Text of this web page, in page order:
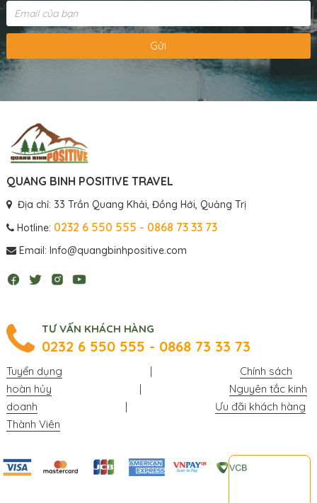
Gửi
QUANG BINH POSITIVE TRAVEL
Địa chỉ: 33 Trần Quang Khải, Đồng Hới, Quảng Trị
Hotline: 0232 6 550 555 - 0868 73 33 73
Email: Info@quangbinhpositive.com
TƯ VẤN KHÁCH HÀNG
0232 6 550 555 - 0868 73 33 73
Tuyển dụng |
Chính sách
hoàn hủy
|
Nguyên tắc kinh
doanh
|
Ưu đãi khách hàng
Thành Viên